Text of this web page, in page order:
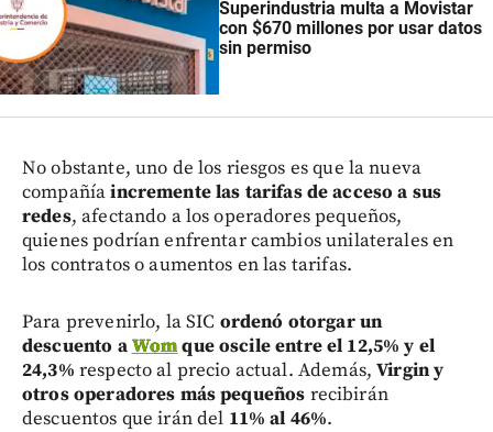
Superindustria multa a Movistar
con $670 millones por usar datos
sin permiso
No obstante, uno de los riesgos es que la nueva
compañíaincremente las tarifas de acceso a sus
redes, afectando a los operadores pequeños,
quienes podrían enfrentar cambios unilaterales en
los contratos o aumentos en las tarifas.
Para prevenirlo, la SIC ordenó otorgar un
descuento aWomque oscile entre el 12,5% y el
24,3% respecto al precio actual. Además,Virgin y
otros operadores más pequeños recibirán
descuentos que irán del 11% al 46%.